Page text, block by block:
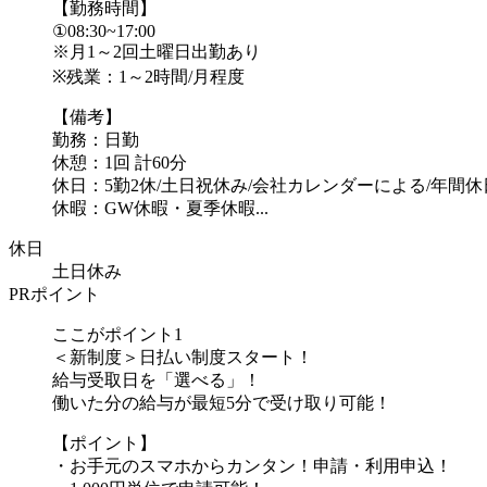
【勤務時間】
①08:30~17:00
※月1～2回土曜日出勤あり
※残業：1～2時間/月程度
【備考】
勤務：日勤
休憩：1回 計60分
休日：5勤2休/土日祝休み/会社カレンダーによる/年間休
休暇：GW休暇・夏季休暇...
休日
土日休み
PRポイント
ここがポイント1
＜新制度＞日払い制度スタート！
給与受取日を「選べる」！
働いた分の給与が最短5分で受け取り可能！
【ポイント】
・お手元のスマホからカンタン！申請・利用申込！